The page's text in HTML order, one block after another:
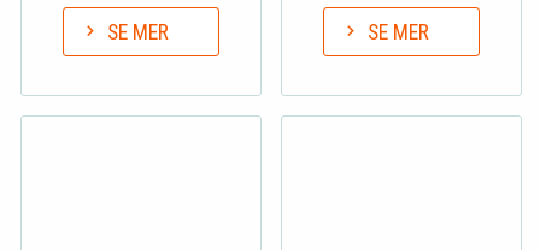
SE MER SE MER